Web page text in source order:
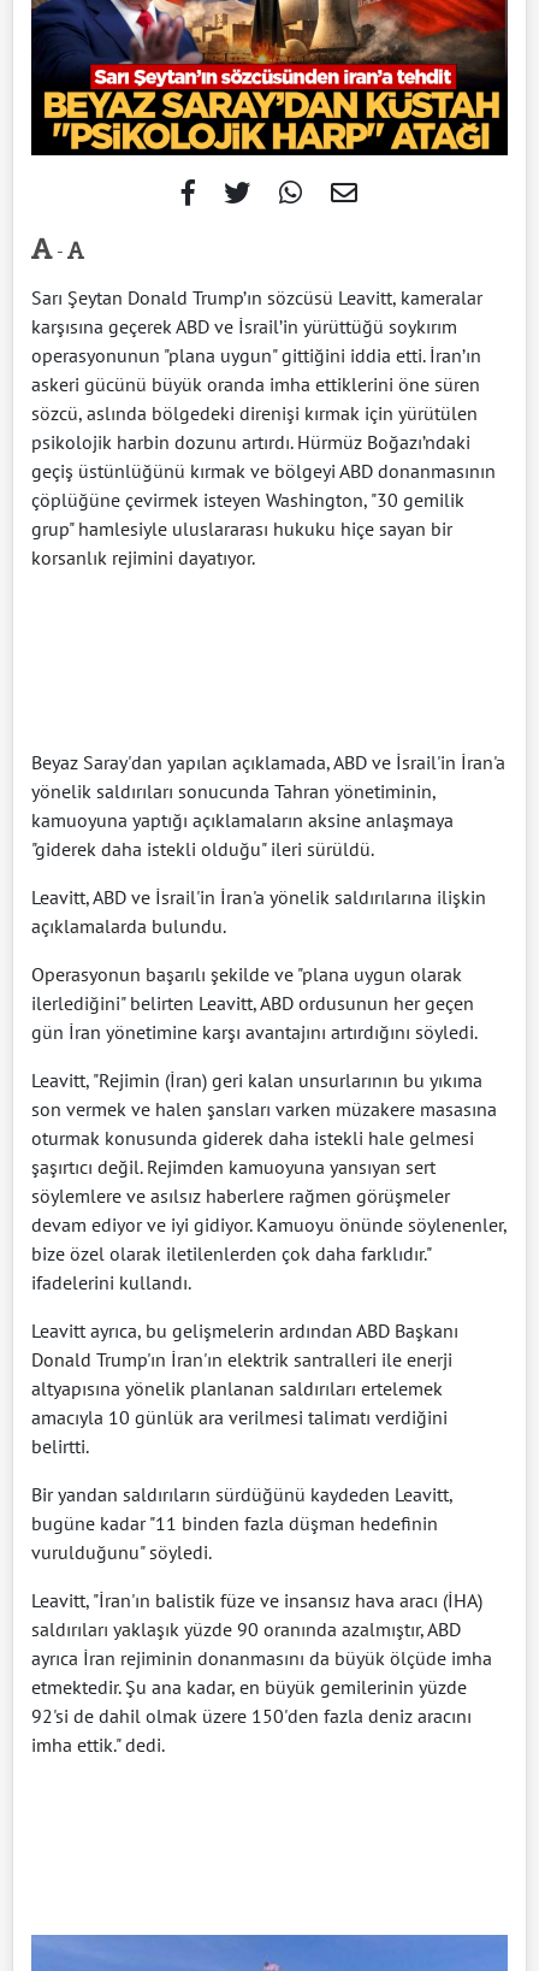
-
Sarı Şeytan Donald Trump’ın sözcüsü Leavitt, kameralar
karşısına geçerek ABD ve İsrail’in yürüttüğü soykırım
operasyonunun "plana uygun" gittiğini iddia etti. İran’ın
askeri gücünü büyük oranda imha ettiklerini öne süren
sözcü, aslında bölgedeki direnişi kırmak için yürütülen
psikolojik harbin dozunu artırdı. Hürmüz Boğazı’ndaki
geçiş üstünlüğünü kırmak ve bölgeyi ABD donanmasının
çöplüğüne çevirmek isteyen Washington, "30 gemilik
grup" hamlesiyle uluslararası hukuku hiçe sayan bir
korsanlık rejimini dayatıyor.
Beyaz Saray'dan yapılan açıklamada, ABD ve İsrail'in İran'a
yönelik saldırıları sonucunda Tahran yönetiminin,
kamuoyuna yaptığı açıklamaların aksine anlaşmaya
"giderek daha istekli olduğu" ileri sürüldü.
Leavitt, ABD ve İsrail'in İran'a yönelik saldırılarına ilişkin
açıklamalarda bulundu.
Operasyonun başarılı şekilde ve "plana uygun olarak
ilerlediğini" belirten Leavitt, ABD ordusunun her geçen
gün İran yönetimine karşı avantajını artırdığını söyledi.
Leavitt, "Rejimin (İran) geri kalan unsurlarının bu yıkıma
son vermek ve halen şansları varken müzakere masasına
oturmak konusunda giderek daha istekli hale gelmesi
şaşırtıcı değil. Rejimden kamuoyuna yansıyan sert
söylemlere ve asılsız haberlere rağmen görüşmeler
devam ediyor ve iyi gidiyor. Kamuoyu önünde söylenenler,
bize özel olarak iletilenlerden çok daha farklıdır."
ifadelerini kullandı.
Leavitt ayrıca, bu gelişmelerin ardından ABD Başkanı
Donald Trump'ın İran'ın elektrik santralleri ile enerji
altyapısına yönelik planlanan saldırıları ertelemek
amacıyla 10 günlük ara verilmesi talimatı verdiğini
belirtti.
Bir yandan saldırıların sürdüğünü kaydeden Leavitt,
bugüne kadar "11 binden fazla düşman hedefinin
vurulduğunu" söyledi.
Leavitt, "İran'ın balistik füze ve insansız hava aracı (İHA)
saldırıları yaklaşık yüzde 90 oranında azalmıştır, ABD
ayrıca İran rejiminin donanmasını da büyük ölçüde imha
etmektedir. Şu ana kadar, en büyük gemilerinin yüzde
92'si de dahil olmak üzere 150'den fazla deniz aracını
imha ettik." dedi.